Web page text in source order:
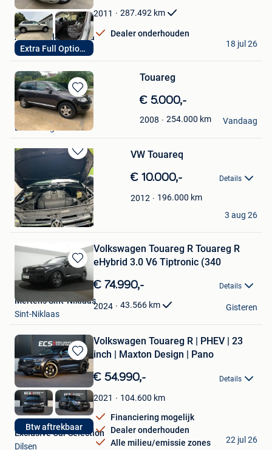
Favorieten
Extra Full Options
2011 287.492 km
Dealer onderhouden
Automobiles Scatola
Couillet
18 jul 26
Bewaren
in
Mijn
Favorieten
Touareg
€ 5.000,-
2008 254.000 km
Tristan Van Coillie
Destelbergen
Vandaag
Bewaren
Mijn
Favorieten
VW Touareq
€ 10.000,- Details
2012 196.000 km
Milen
Marchienne-Au-Pont
3 aug 26
Bewaren
in
Mijn
Favorieten
Volkswagen Touareg R Touareg R
eHybrid 3.0 V6 Tiptronic (340
€ 74.990,- Details
2024 43.566 km
Mertens Sint-Niklaas
Sint-Niklaas
Gisteren
Bewaren
in
Mijn
Favorieten
Btw aftrekbaar
Volkswagen Touareg R | PHEV | 23
inch | Maxton Design | Pano
€ 54.990,- Details
2021 104.600 km
Financiering mogelijk
Dealer onderhouden
Alle milieu/emissie zones
Exclusive Car Selection
Dilsen
22 jul 26